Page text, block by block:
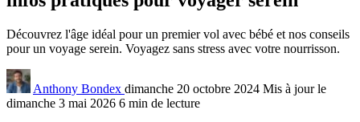
Découvrez l'âge idéal pour un premier vol avec bébé et nos conseils
pour un voyage serein. Voyagez sans stress avec votre nourrisson.
Anthony Bondex dimanche 20 octobre 2024 Mis à jour le
dimanche 3 mai 2026 6 min de lecture